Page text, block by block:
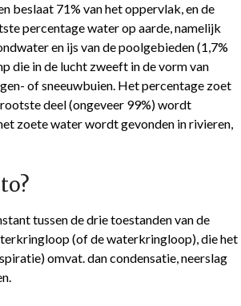
beslaat 71% van het oppervlak, en de
percentage water op aarde, namelijk
en ijs van de poolgebieden (1,7%
die in de lucht zweeft in de vorm van
of sneeuwbuien. Het percentage zoet
deel (ongeveer 99%) wordt
zoete water wordt gevonden in rivieren,
tussen de drie toestanden van de
(of de waterkringloop), die het
omvat. dan condensatie, neerslag